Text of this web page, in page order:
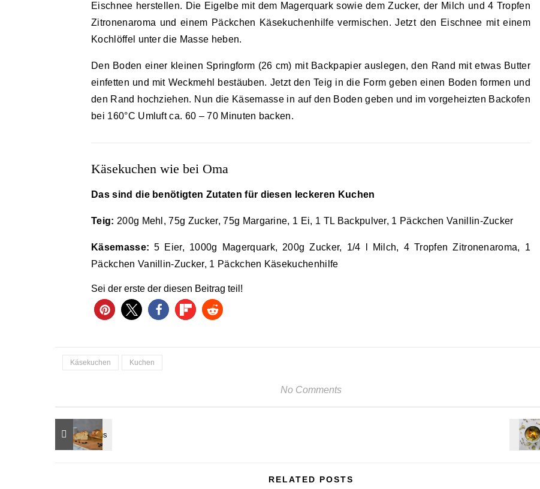
Eischnee herstellen. Die Eigelbe mit dem Magerquark sowie dem Zucker, der Milch und 4 Tropfen
Zitronenaroma und einem Päckchen Käsekuchenhilfe vermischen. Jetzt den Eischnee mit einem
Kochlöffel unter die Masse heben.
Den Boden einer kleinen Springform (26 cm) mit Backpapier auslegen, den Rand mit etwas Butter
einfetten und mit Weckmehl bestäuben. Jetzt den Teig in die Form geben einen Boden formen und
den Rand hochziehen. Nun die Käsemasse in auf den Boden geben und im vorgeheizten Backofen
bei 160°C Umluft ca. 60 – 70 Minuten backen.
Käsekuchen wie bei Oma
Das sind die benötigten Zutaten für diesen leckeren Kuchen
Teig: 200g Mehl, 75g Zucker, 75g Margarine, 1 Ei, 1 TL Backpulver, 1 Päckchen Vanillin-Zucker
Käsemasse: 5 Eier, 1000g Magerquark, 200g Zucker, 1/4 l Milch, 4 Tropfen Zitronenaroma, 1
Päckchen Vanillin-Zucker, 1 Päckchen Käsekuchenhilfe
Sei der erste der diesen Beitrag teil!
Käsekuchen Kuchen
No Comments
RELATED POSTS